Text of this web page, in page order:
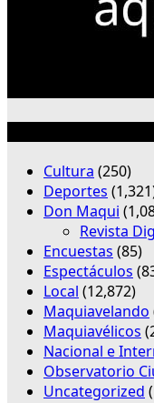
Cultura (250)
Deportes
Don Maqui
Revista
Encuestas (85)
Espectáculos
Local (12,872)
Maquiavelando
Maquiavélicos
Nacional e
Observatorio
Uncategorized